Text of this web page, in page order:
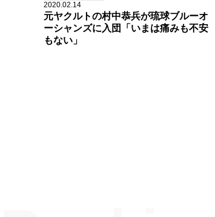
2020.02.14
元ヤクルトの村中恭兵が琉球ブルーオ
ーシャンズに入団「いまは痛みも不安
もない」